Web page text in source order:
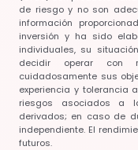
de riesgo y no son
información
inversión y ha sido
individuales, su
decidir operar con
cuidadosamente sus
experiencia y tolerancia
riesgos asociados a
derivados; en caso de
independiente. El
futuros.